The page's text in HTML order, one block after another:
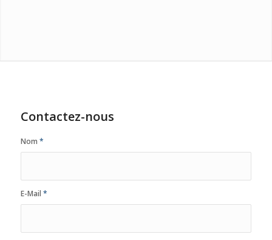
Contactez-nous
Nom *
E-Mail *